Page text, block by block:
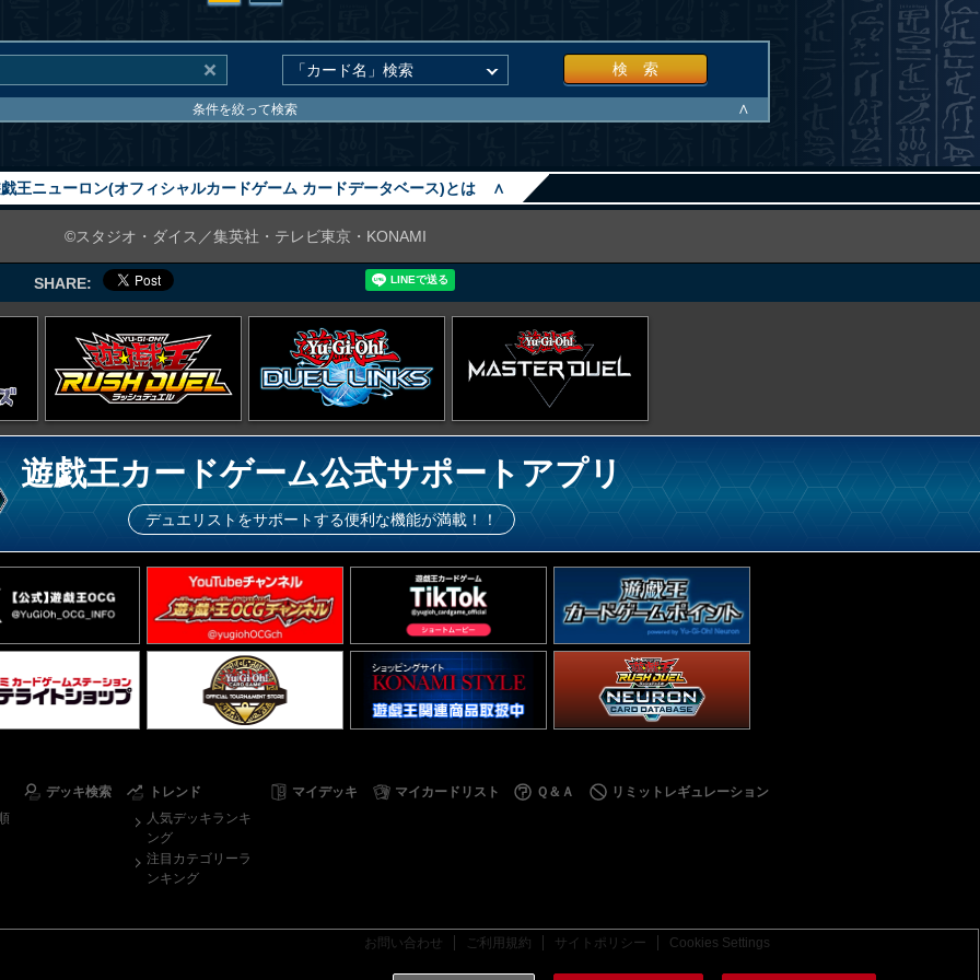
検 索
条件を絞って検索 ∧
王ニューロン(オフィシャルカードゲーム カードデータベース)とは ∧
©スタジオ・ダイス／集英社・テレビ東京・KONAMI
SHARE:
遊戯王カードゲーム公式サポートアプリ
デュエリストをサポートする便利な機能が満載！！
デッキ検索
トレンド
人気デッキランキ
ング
注目カテゴリーラ
ンキング
マイデッキ マイカードリスト Ｑ＆Ａ リミットレギュレーション
お問い合わせ ご利用規約 サイトポリシー Cookies Settings